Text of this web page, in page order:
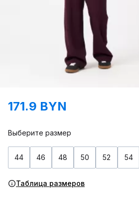
171.9 BYN
Выберите размер
44 46 48 50 52 54
Таблица размеров